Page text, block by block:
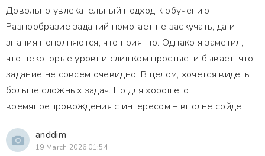
Довольно увлекательный подход к обучению!
Разнообразие заданий помогает не заскучать, да и
знания пополняются, что приятно. Однако я заметил,
что некоторые уровни слишком простые, и бывает, что
задание не совсем очевидно. В целом, хочется видеть
больше сложных задач. Но для хорошего
времяпрепровождения с интересом – вполне сойдёт!
anddim
19 March 2026 01:54